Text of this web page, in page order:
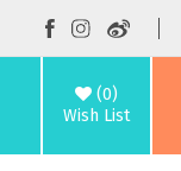
(0)
Wish List